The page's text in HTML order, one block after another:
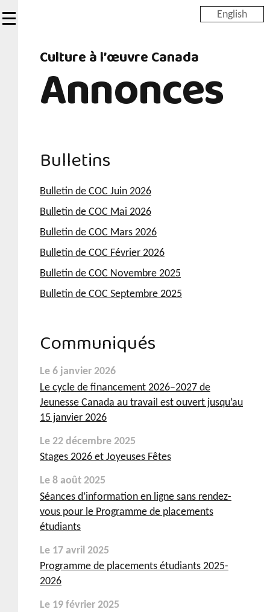
to
English
Culture à l’œuvre Canada
Annonces
Bulletins
Bulletin de COC Juin 2026
Bulletin de COC Mai 2026
Bulletin de COC Mars 2026
Bulletin de COC Février 2026
Bulletin de COC Novembre 2025
Bulletin de COC Septembre 2025
Communiqués
Le 6 janvier 2026
Le cycle de financement 2026–2027 de
Jeunesse Canada au travail est ouvert jusqu’au
15 janvier 2026
Le 22 décembre 2025
Stages 2026 et Joyeuses Fêtes
Le 8 août 2025
Séances d’information en ligne sans rendez-
vous pour le Programme de placements
étudiants
Le 17 avril 2025
Programme de placements étudiants 2025-
2026
Le 19 février 2025